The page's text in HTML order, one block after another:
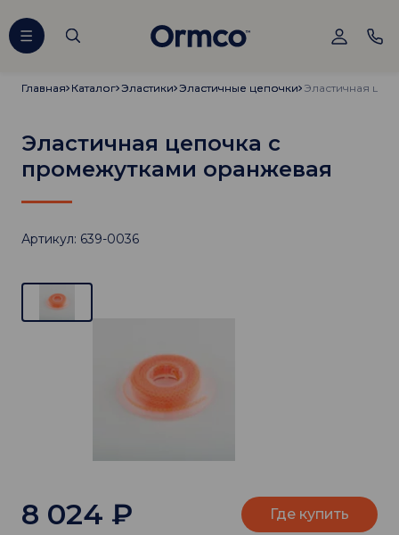
Главная
Главная Каталог
Каталог Эластики
Эластики Эластичные цепочки
Эластичные цепочки
Эластичная цепочка с
промежутками оранжевая
Артикул: 639-0036
8 024 ₽ Где купить